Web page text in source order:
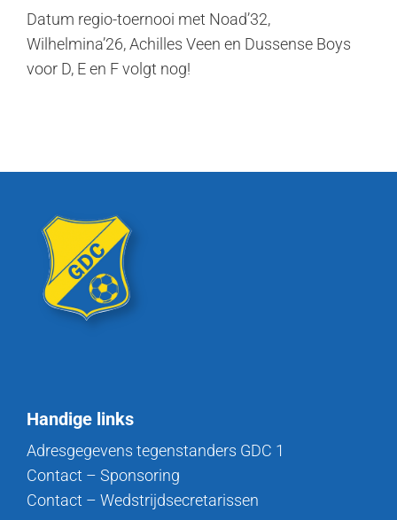
Datum regio-toernooi met Noad’32,
Wilhelmina’26, Achilles Veen en Dussense Boys
voor D, E en F volgt nog!
Handige links
Adresgegevens tegenstanders GDC 1
Contact – Sponsoring
Contact – Wedstrijdsecretarissen